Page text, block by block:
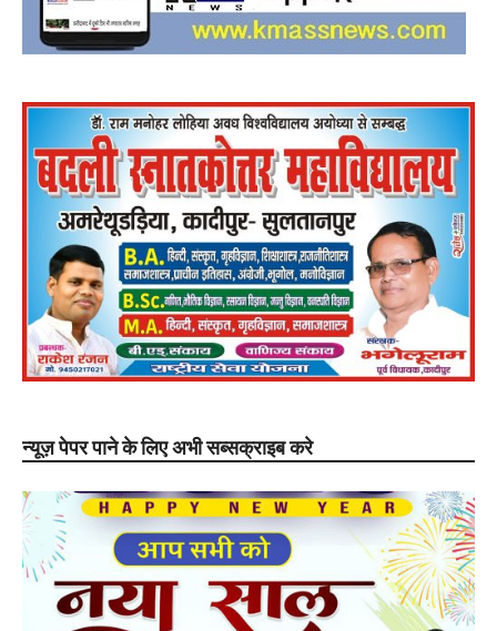
न्यूज़ पेपर पाने के लिए अभी सब्सक्राइब करे